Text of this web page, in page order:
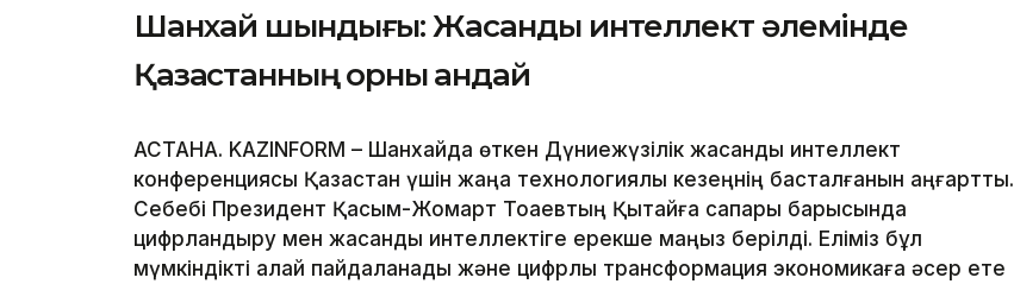
Шанхай шындығы: Жасанды интеллект әлемінде
Қазақстанның орны қандай
АСТАНА. KAZINFORM – Шанхайда өткен Дүниежүзілік жасанды интеллект
конференциясы Қазақстан үшін жаңа технологиялық кезеңнің басталғанын аңғартты.
Себебі Президент Қасым-Жомарт Тоқаевтың Қытайға сапары барысында
цифрландыру мен жасанды интеллектіге ерекше маңыз берілді. Еліміз бұл
мүмкіндікті қалай пайдаланады және цифрлық трансформация экономикаға әсер ете